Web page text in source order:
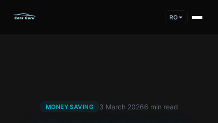
RO
MONEY SAVING 3 March 20266 min read